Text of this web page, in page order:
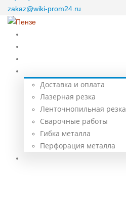
zakaz@wiki-prom24.ru
Доставка и оплата
Лазерная резка
Ленточнопильная резка
Сварочные работы
Гибка металла
Перфорация металла